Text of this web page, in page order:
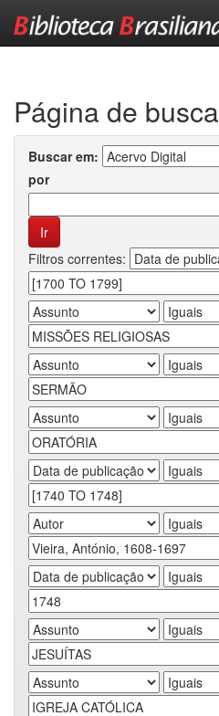
Página de busca
Buscar em:
por
Filtros correntes: